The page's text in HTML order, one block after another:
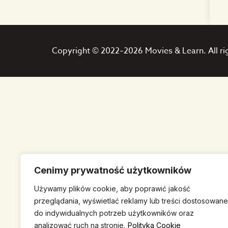
Cenimy prywatność użytkowników
Używamy plików cookie, aby poprawić jakość
przeglądania, wyświetlać reklamy lub treści dostosowane
do indywidualnych potrzeb użytkowników oraz
analizować ruch na stronie. Polityka Cookie
Copyright © 2022–2026 Movies & Learn. All